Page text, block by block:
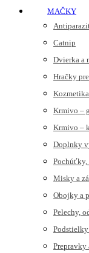
MAČKY
Catnip
Dvierka a
Hračky
Krmivo –
Krmivo –
Doplnky
Pochúťky,
Misky a
Obojky a
Pelechy,
Prepravky